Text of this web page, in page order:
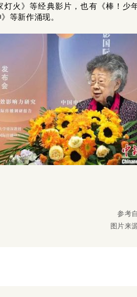
灯火》等经典影片，也有《棒！少
等新作涌现。
参考
图片来